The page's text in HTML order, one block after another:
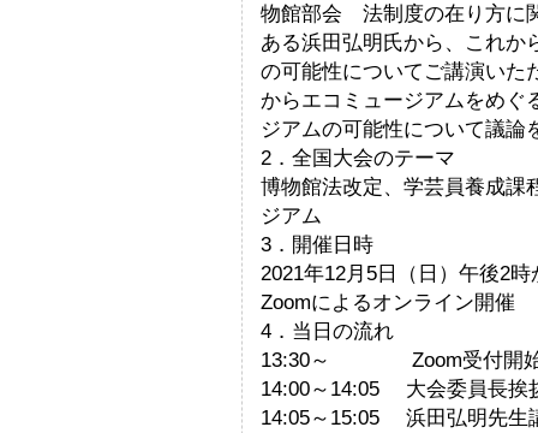
物館部会 法制度の在り方に
ある浜田弘明氏から、これか
の可能性についてご講演いた
からエコミュージアムをめぐ
ジアムの可能性について議論
2．全国大会のテーマ
博物館法改定、学芸員養成課
ジアム
3．開催日時
2021年12月5日（日）午後2
Zoomによるオンライン開催
4．当日の流れ
13:30～ Zoom受付開
14:00～14:05 大会委員長挨
14:05～15:05 浜田弘明先生